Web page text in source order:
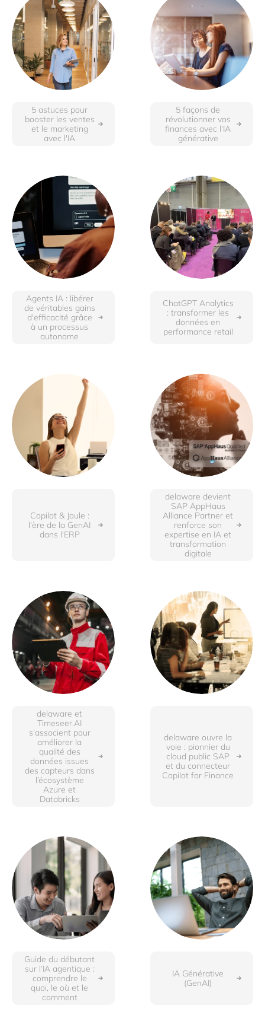
5 astuces pour
booster les ventes
et le marketing
avec l'IA
5 façons de
révolutionner vos
finances avec l'IA
générative
Agents IA : libérer
de véritables gains
d'efficacité grâce
à un processus
autonome
ChatGPT Analytics
: transformer les
données en
performance retail
Copilot & Joule :
l'ère de la GenAI
dans l'ERP
delaware devient
SAP AppHaus
Alliance Partner et
renforce son
expertise en IA et
transformation
digitale
delaware et
Timeseer.AI
s’associent pour
améliorer la
qualité des
données issues
des capteurs dans
l’écosystème
Azure et
Databricks
delaware ouvre la
voie : pionnier du
cloud public SAP
et du connecteur
Copilot for Finance
Guide du débutant
sur l’IA agentique :
comprendre le
quoi, le où et le
comment
IA Générative
(GenAI)